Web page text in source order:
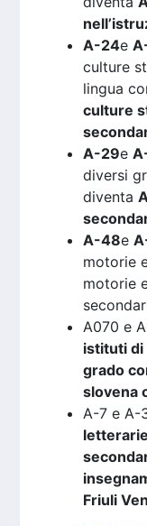
A-24e
culture
lingua
culture
A-29e
diversi
diventa
A-48e
motorie
motorie
A070 e
istituti di
grado
slovena
A-7 e A-
Friuli